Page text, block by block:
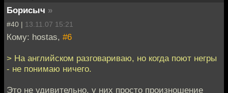
Борисыч »
#40 | 13.11.07 15:21
Кому: hostas, #6
> На английском разговариваю, но когда поют негры
- не понимаю ничего.
Это не удивительно, у них просто произношение